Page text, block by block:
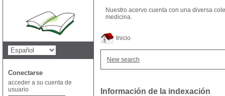
Inicio
New search
Información de la indexación
Nuestro acervo cuenta con una diversa
medicina.
Conectarse
acceder a su cuenta de
usuario